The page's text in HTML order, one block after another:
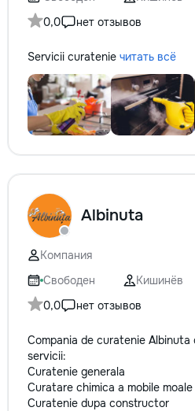
0,0
нет отзывов
Servicii curatenie читать всё
Albinuta
Компания
Свободен
Кишинёв
0,0
нет отзывов
Compania de curatenie Albinuta
servicii:
Curatenie generala
Curatare chimica a mobile
Curatenie dupa constructor